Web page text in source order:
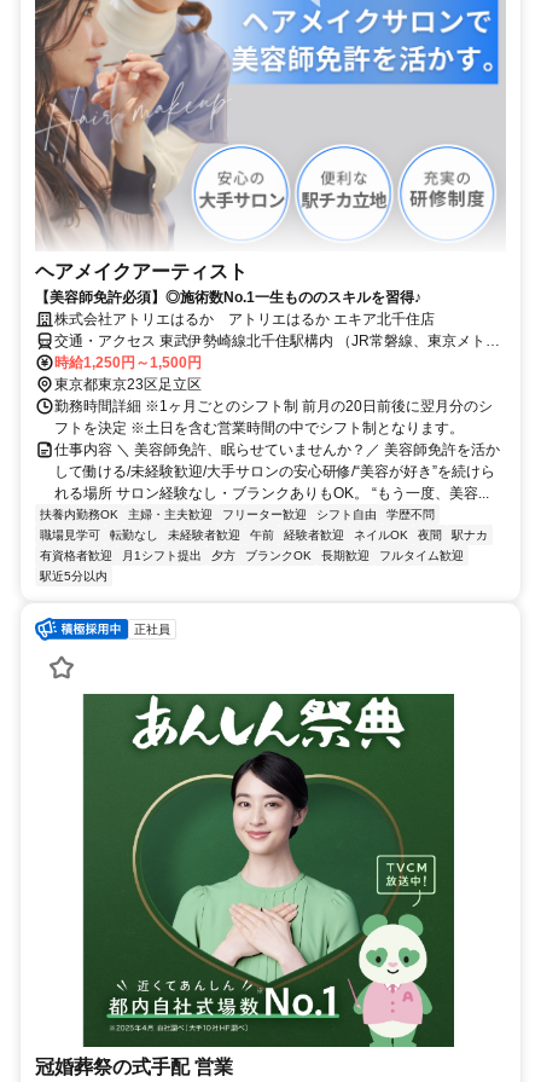
ヘアメイクアーティスト
【美容師免許必須】◎施術数No.1一生もののスキルを習得♪
株式会社アトリエはるか アトリエはるか エキア北千住店
交通・アクセス 東武伊勢崎線北千住駅構内 （JR常磐線、東京メトロ
日比谷線・千代田線、つくばエクスプレス線との乗り換え駅）
時給1,250円～1,500円
東京都東京23区足立区
勤務時間詳細 ※1ヶ月ごとのシフト制 前月の20日前後に翌月分のシ
フトを決定 ※土日を含む営業時間の中でシフト制となります。
仕事内容 ＼ 美容師免許、眠らせていませんか？／ 美容師免許を活か
して働ける/未経験歓迎/大手サロンの安心研修/“美容が好き”を続けら
れる場所 サロン経験なし・ブランクありもOK。 “もう一度、美容...
扶養内勤務OK 主婦・主夫歓迎 フリーター歓迎 シフト自由
学歴不問
職場見学可
転勤なし 未経験者歓迎 午前 経験者歓迎 ネイルOK 夜間
駅ナカ
有資格者歓迎
月1シフト提出 夕方 ブランクOK 長期歓迎
フルタイム歓迎
駅近5分以内
正社員
冠婚葬祭の式手配 営業